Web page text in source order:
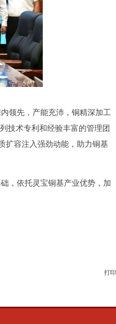
领先，产能充沛，铜精深加工
技术专利和经验丰富的管理团
扩容注入强劲动能，助力铜基
，依托灵宝铜基产业优势，加
打印